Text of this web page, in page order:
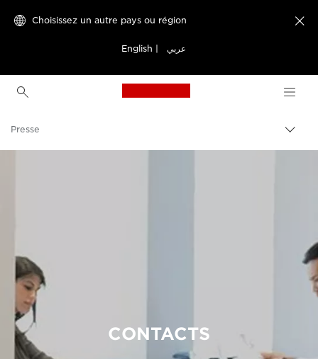
Choisissez un autre pays ou région
English عربي

Canon Logo, back to
entre
Presse
CONTACTS